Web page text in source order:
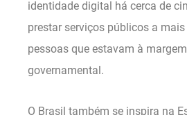
identidade digital há cerca de
prestar serviços públicos a
pessoas que estavam à
governamental.
O Brasil também se inspira na